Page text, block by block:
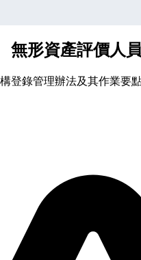
無形資產評價人
登錄管理辦法及其作業要